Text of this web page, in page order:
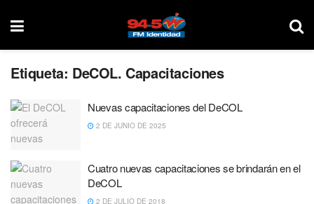
Etiqueta: DeCOL. Capacitaciones
Nuevas capacitaciones del DeCOL
2 DE JUNIO DE 2025
Cuatro nuevas capacitaciones se brindarán en el
DeCOL
2 DE JULIO DE 2018